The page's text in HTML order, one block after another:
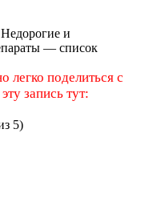
Недорогие и
— список
легко поделиться с
запись тут:
5)